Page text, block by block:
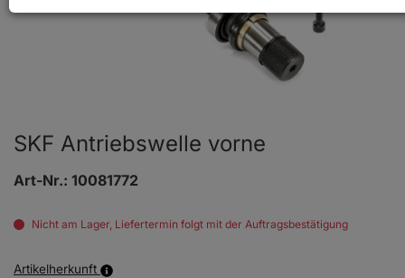
SKF Antriebswelle vorne
Art-Nr.: 10081772
Nicht am Lager, Liefertermin folgt mit der Auftragsbestätigung
Artikelherkunft